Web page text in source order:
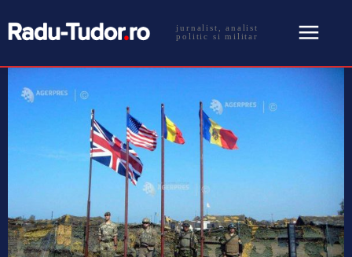
jurnalist, analist
politic si militar